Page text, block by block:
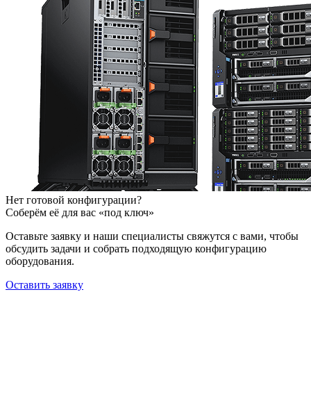
Нет готовой конфигурации?
Соберём её для вас «под ключ»
Оставьте заявку и наши специалисты свяжутся с вами, чтобы
обсудить задачи и собрать подходящую конфигурацию
оборудования.
Оставить заявку